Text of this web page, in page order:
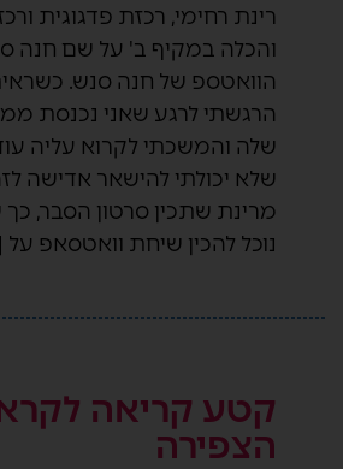
רינת רחימי, רכזת פדגוגית
והכלה במקיף ב' על שם חנה
הוואטספ של חנה סנש.
הרגשתי לרגע שאני נכנסת
שלה והמשכתי לקרוא עליה
שלא יכולתי להישאר אדישה
מרינת שתכין סרטון הסבר, כך
נוכל להכין שיחת וואטסאפ על
קטע קריאה
הצפירה